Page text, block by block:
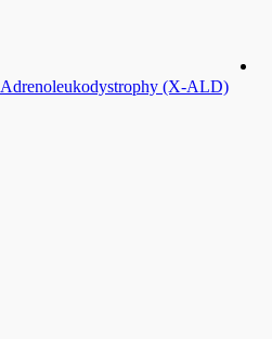
Adrenoleukodystrophy (X-ALD) - نسخه چاپی